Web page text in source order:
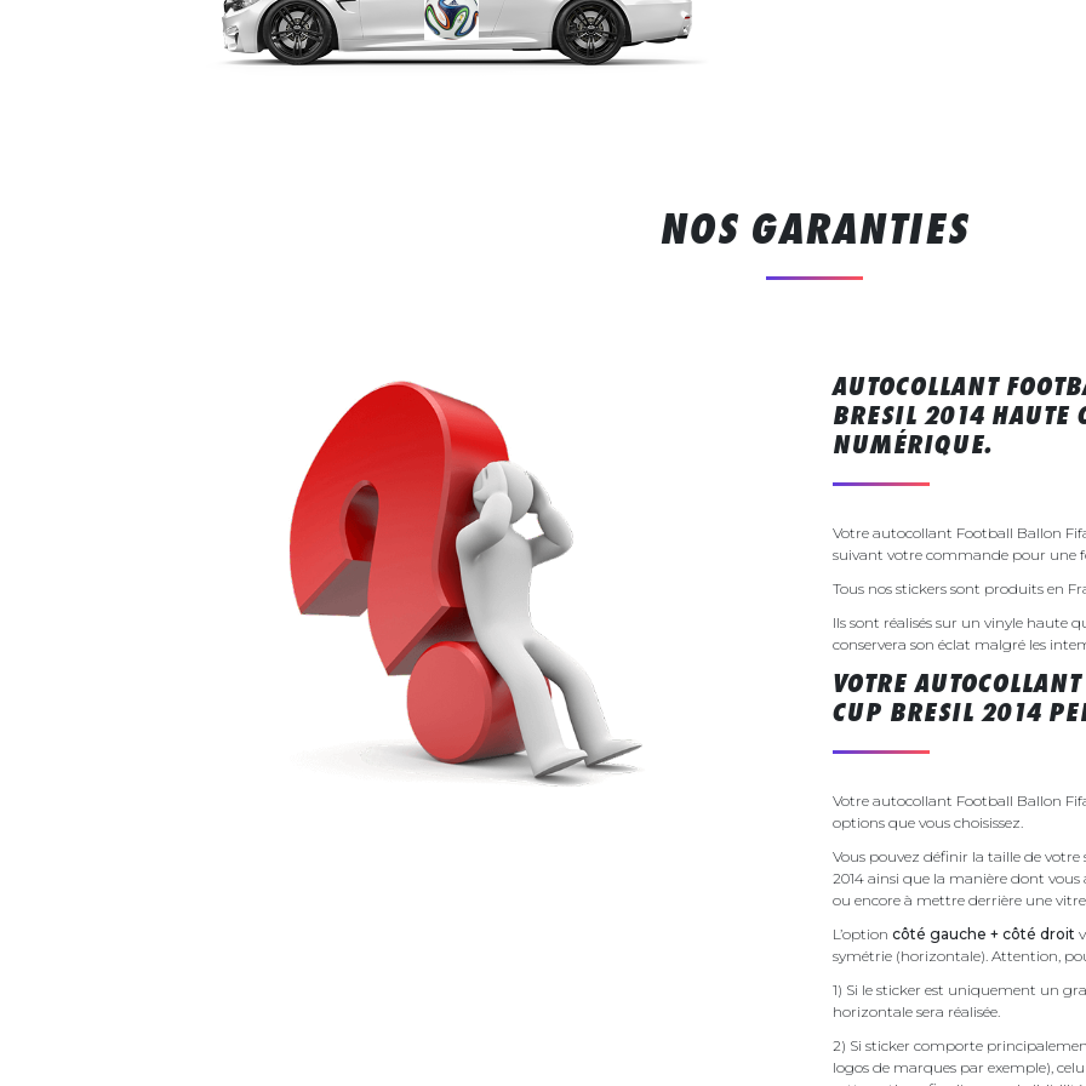
NOS GARANTIES
AUTOCOLLANT
BRESIL 2014 HAUTE
NUMÉRIQUE.
Votre autocollant Football Ballon
suivant votre commande pour une
Tous nos stickers sont produits en
Ils sont réalisés sur un vinyle haute
conservera son éclat malgré les
VOTRE
CUP BRESIL 2014
Votre autocollant Football Ballon
options que vous choisissez.
Vous pouvez définir la taille de
2014 ainsi que la manière dont vous
ou encore à mettre derrière une
L’option côté gauche + côté droit
symétrie (horizontale). Attention,
1) Si le sticker est uniquement un
horizontale sera réalisée.
2) Si sticker comporte
logos de marques par exemple),